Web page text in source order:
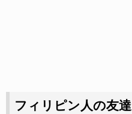
フィリピン人の友